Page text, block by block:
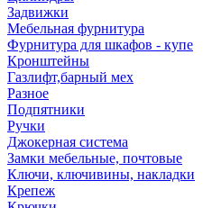
Задвижки
Мебельная фурнитура
Фурнитура для шкафов - купе
Кронштейны
Газлифт,барный мех
Разное
Подпятники
Ручки
Джокерная система
Замки мебельные, почтовые
Ключи, ключивины, накладки
Крепеж